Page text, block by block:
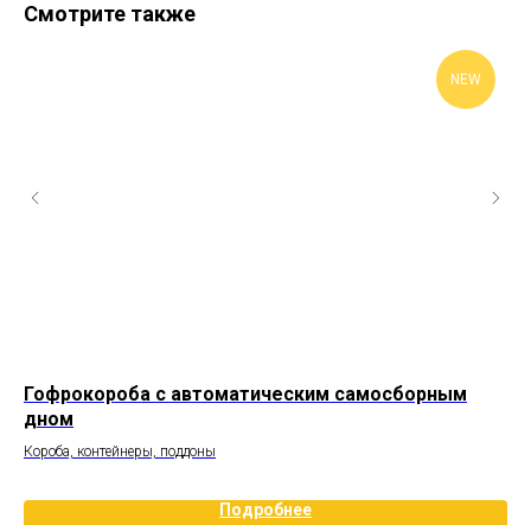
Смотрите также
NEW
Гофрокороба с автоматическим самосборным
дном
Короба, контейнеры, поддоны
Подробнее